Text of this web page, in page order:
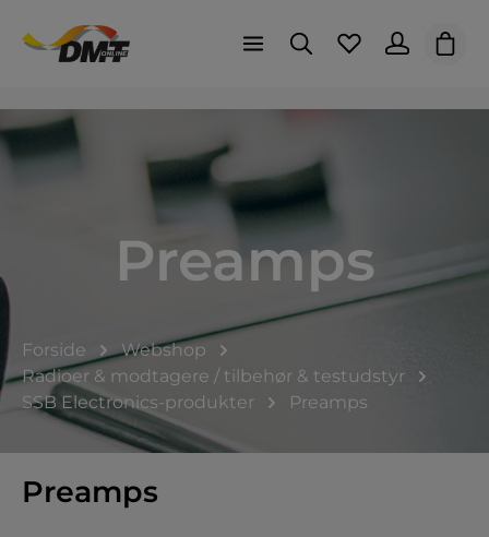
Preamps
Forside
Webshop
Radioer & modtagere / tilbehør & testudstyr
SSB Electronics-produkter
Preamps
Preamps